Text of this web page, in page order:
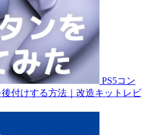
PS5コン
付けする方法｜改造キットレビ